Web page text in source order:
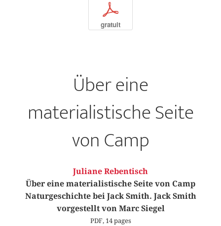
p
gratuit
Über eine
materialistische Seite
von Camp
Juliane Rebentisch
Über eine materialistische Seite von Camp
Naturgeschichte bei Jack Smith. Jack Smith
vorgestellt von Marc Siegel
PDF, 14 pages